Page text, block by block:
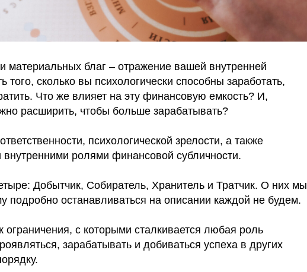
материальных благ – отражение вашей внутренней
того, сколько вы психологически способны заработать,
Что же влияет на эту финансовую емкость? И,
расширить, чтобы больше зарабатывать?
психологической зрелости, а также
ролями финансовой субличности.
Добытчик, Собиратель, Хранитель и Тратчик. О них мы
подробно останавливаться на описании каждой не будем.
ограничения, с которыми сталкивается любая роль
зарабатывать и добиваться успеха в других